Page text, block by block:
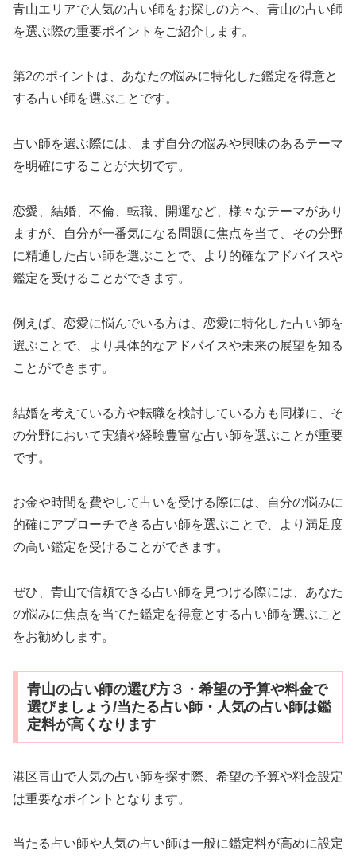
青山エリアで人気の占い師をお探しの方へ、青山の占い師
を選ぶ際の重要ポイントをご紹介します。
第2のポイントは、あなたの悩みに特化した鑑定を得意と
する占い師を選ぶことです。
占い師を選ぶ際には、まず自分の悩みや興味のあるテーマ
を明確にすることが大切です。
恋愛、結婚、不倫、転職、開運など、様々なテーマがあり
ますが、自分が一番気になる問題に焦点を当て、その分野
に精通した占い師を選ぶことで、より的確なアドバイスや
鑑定を受けることができます。
例えば、恋愛に悩んでいる方は、恋愛に特化した占い師を
選ぶことで、より具体的なアドバイスや未来の展望を知る
ことができます。
結婚を考えている方や転職を検討している方も同様に、そ
の分野において実績や経験豊富な占い師を選ぶことが重要
です。
お金や時間を費やして占いを受ける際には、自分の悩みに
的確にアプローチできる占い師を選ぶことで、より満足度
の高い鑑定を受けることができます。
ぜひ、青山で信頼できる占い師を見つける際には、あなた
の悩みに焦点を当てた鑑定を得意とする占い師を選ぶこと
をお勧めします。
青山の占い師の選び方３・希望の予算や料金で
選びましょう/当たる占い師・人気の占い師は鑑
定料が高くなります
港区青山で人気の占い師を探す際、希望の予算や料金設定
は重要なポイントとなります。
当たる占い師や人気の占い師は一般に鑑定料が高めに設定